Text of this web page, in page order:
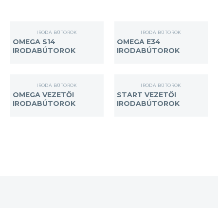
S14
IRODABÚTOROK
IRODA BÚTOROK
OMEGA S14
IRODABÚTOROK
E34
IRODABÚTOROK
IRODA BÚTOROK
OMEGA E34
IRODABÚTOROK
VEZETŐI
IRODABÚTOROK
IRODA BÚTOROK
OMEGA VEZETŐI
IRODABÚTOROK
VEZETŐI
IRODABÚTOROK
IRODA BÚTOROK
START VEZETŐI
IRODABÚTOROK